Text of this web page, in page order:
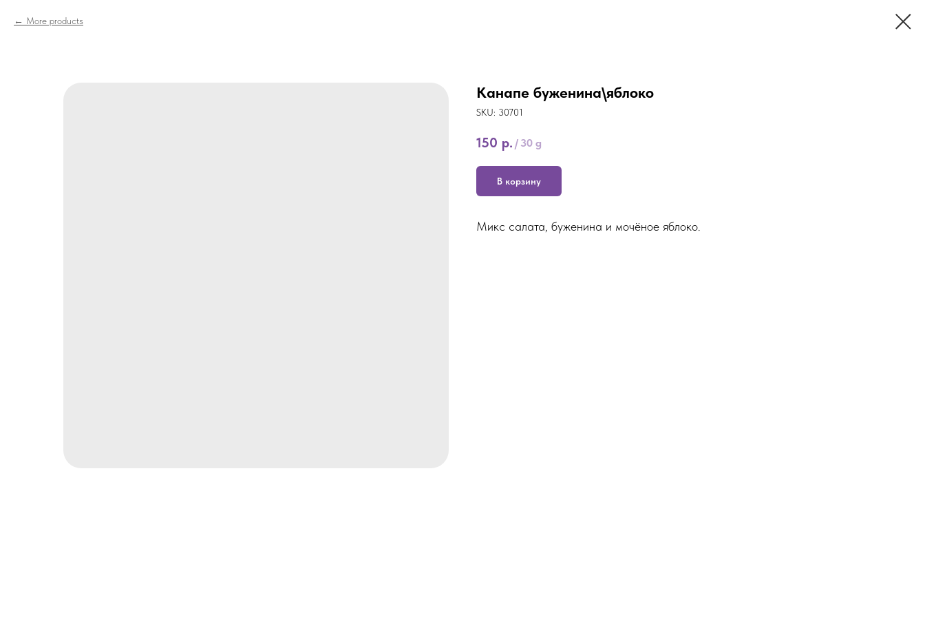
More products
Канапе буженина\яблоко
SKU: 30701
150 р. / 30 g
В корзину
Микс салата, буженина и мочёное яблоко.